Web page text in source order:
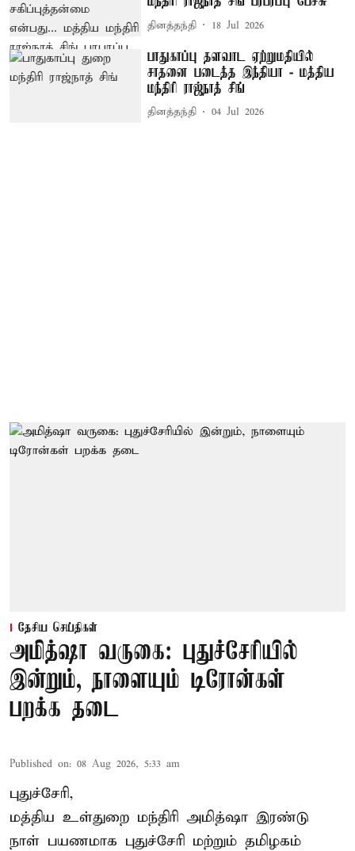
தினத்தந்தி 18 Jul 2026
பாதுகாப்பு தளவாட ஏற்றுமதியில்
சாதனை படைத்த இந்தியா - மத்திய
மந்திரி ராஜ்நாத் சிங்
தினத்தந்தி 04 Jul 2026
தேசிய செய்திகள்
அமித்ஷா வருகை: புதுச்சேரியில்
இன்றும், நாளையும் டிரோன்கள்
பறக்க தடை
Published on: 08 Aug 2026, 5:33 am
புதுச்சேரி,
மத்திய உள்துறை மந்திரி அமித்ஷா இரண்டு
நாள் பயணமாக புதுச்சேரி மற்றும் தமிழகம்